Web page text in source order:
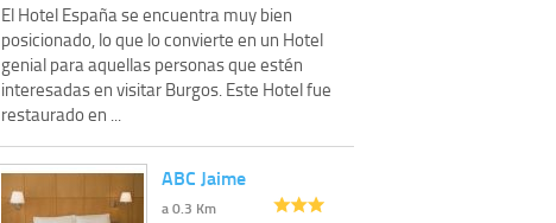
El Hotel España se encuentra muy bien
posicionado, lo que lo convierte en un Hotel
genial para aquellas personas que estén
interesadas en visitar Burgos. Este Hotel fue
restaurado en ...
ABC Jaime
a 0.3 Km